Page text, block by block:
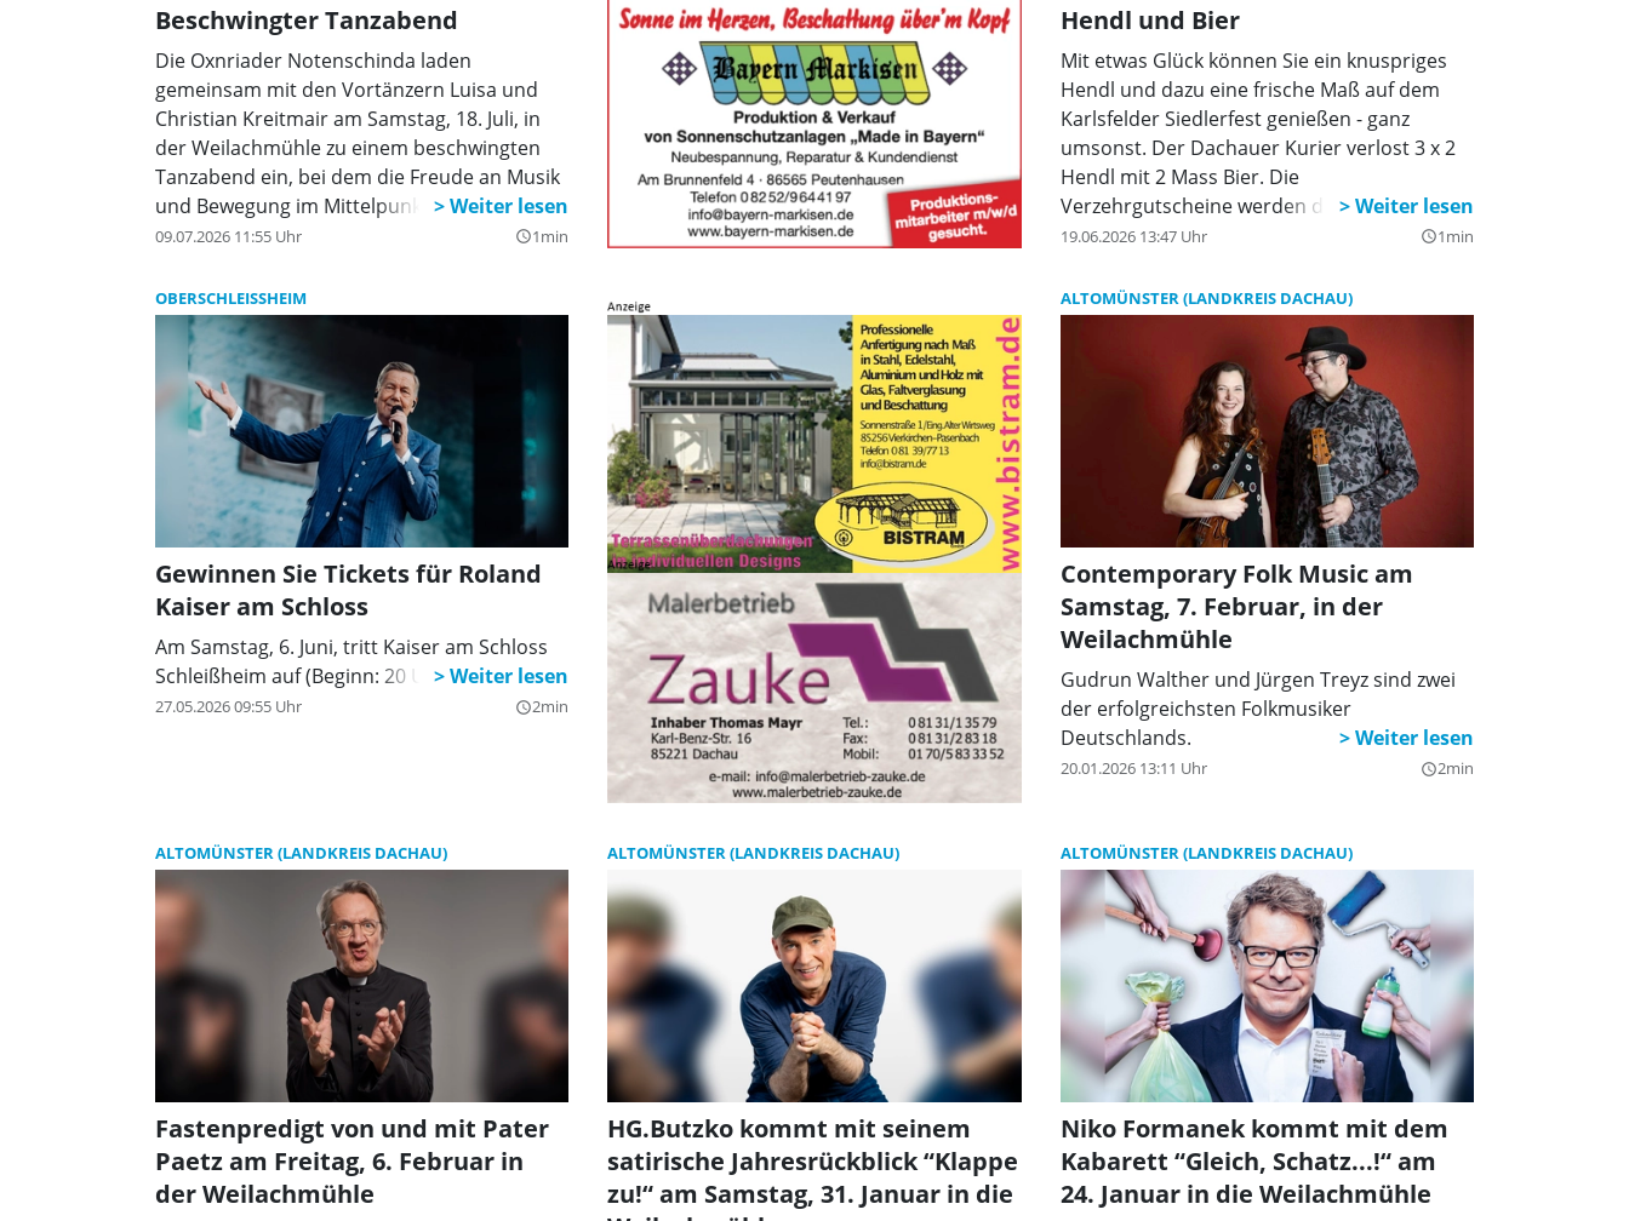
Beschwingter Tanzabend
Die Oxnriader Notenschinda laden
gemeinsam mit den Vortänzern Luisa und
Christian Kreitmair am Samstag, 18. Juli, in
der Weilachmühle zu einem beschwingten
Tanzabend ein, bei dem die Freude an Musik
und Bewegung im Mittelpunkt steht.
09.07.2026 11:55 Uhr query_builder1min
Hendl und Bier
Mit etwas Glück können Sie ein knuspriges
Hendl und dazu eine frische Maß auf dem
Karlsfelder Siedlerfest genießen - ganz
umsonst. Der Dachauer Kurier verlost 3 x 2
Hendl mit 2 Mass Bier. Die
Verzehrgutscheine werden direkt an die
Gewinnerinnen oder Gewinner verschickt,
19.06.2026 13:47 Uhr query_builder1min
OBERSCHLEISSHEIM
Gewinnen Sie Tickets für Roland
Kaiser am Schloss
Am Samstag, 6. Juni, tritt Kaiser am Schloss
Schleißheim auf (Beginn: 20 Uhr).
27.05.2026 09:55 Uhr query_builder2min
ALTOMÜNSTER (LANDKREIS DACHAU)
Contemporary Folk Music am
Samstag, 7. Februar, in der
Weilachmühle
Gudrun Walther und Jürgen Treyz sind zwei
der erfolgreichsten Folkmusiker
Deutschlands.
20.01.2026 13:11 Uhr query_builder2min
ALTOMÜNSTER (LANDKREIS DACHAU)
Fastenpredigt von und mit Pater
Paetz am Freitag, 6. Februar in
der Weilachmühle
ALTOMÜNSTER (LANDKREIS DACHAU)
HG.Butzko kommt mit seinem
satirische Jahresrückblick “Klappe
zu!“ am Samstag, 31. Januar in die
ALTOMÜNSTER (LANDKREIS DACHAU)
Niko Formanek kommt mit dem
Kabarett “Gleich, Schatz...!“ am
24. Januar in die Weilachmühle